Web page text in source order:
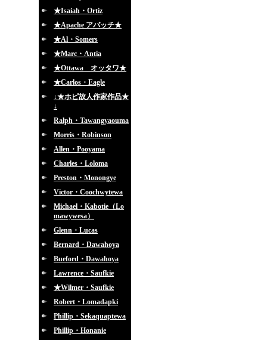
★Isaiah・Ortiz
★Apache アパッチ★
★Al・Somers
★Marc・Antia
★Ottawa オッタワ★
★Carlos・Eagle
↓★ホピ故人作家作品★
↓
Ralph・Tawangyaouma
Morris・Robinson
Allen・Pooyama
Charles・Loloma
Preston・Monongye
Victor・Coochwytewa
Michael・Kabotie（Lo
mawywesa）
Glenn・Lucas
Bernard・Dawahoya
Bueford・Dawahoya
Lawrence・Saufkie
★Wilmer・Saufkie
Robert・Lomadapki
Phillip・Sekaquaptewa
Phillip・Honanie